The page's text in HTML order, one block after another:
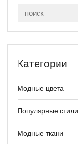
Категории
Модные цвета
Популярные стили
Модные ткани